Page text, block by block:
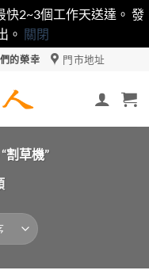
2~3個工作天送達。 發
。 關閉
的榮幸 門市地址
割草機”